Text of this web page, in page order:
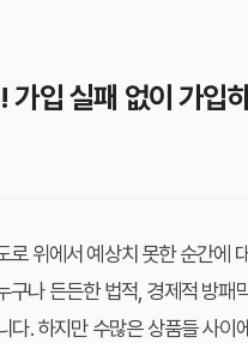
가입 실패 없이 가입
위에서 예상치 못한 순간에
나 든든한 법적, 경제적 방패
. 하지만 수많은 상품들 사